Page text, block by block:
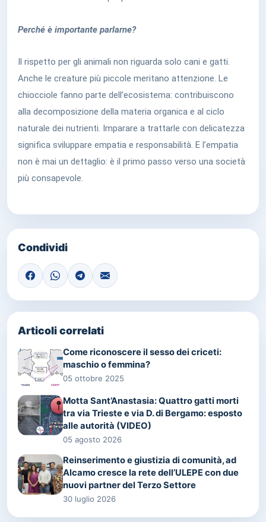
Perché è importante parlarne?
Il rispetto per gli animali non riguarda solo cani e gatti.
Anche le creature più piccole meritano attenzione. Le
chiocciole fanno parte dell’ecosistema: contribuiscono
alla decomposizione della materia organica e al ciclo
naturale dei nutrienti. Imparare a trattarle con delicatezza
significa sviluppare empatia e responsabilità. E l’empatia
non è mai un dettaglio: è il primo passo verso una società
più consapevole.
Condividi
Articoli correlati
Come riconoscere il sesso dei criceti:
maschio o femmina?
05 ottobre 2025
Motta Sant’Anastasia: Quattro gatti morti
tra via Trieste e via D. di Bergamo: esposto
alle autorità (VIDEO)
05 agosto 2026
Reinserimento e giustizia di comunità, ad
Alcamo cresce la rete dell’ULEPE con due
nuovi partner del Terzo Settore
30 luglio 2026